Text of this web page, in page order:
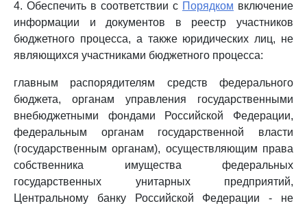
4. Обеспечить в соответствии с Порядком включение
информации и документов в реестр участников
бюджетного процесса, а также юридических лиц, не
являющихся участниками бюджетного процесса:
главным распорядителям средств федерального
бюджета, органам управления государственными
внебюджетными фондами Российской Федерации,
федеральным органам государственной власти
(государственным органам), осуществляющим права
собственника имущества федеральных
государственных унитарных предприятий,
Центральному банку Российской Федерации - не